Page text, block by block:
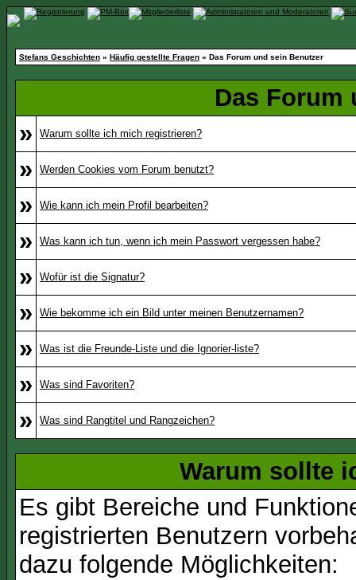
Stefans Geschichten » Häufig gestellte Fragen » Das Forum und sein Benutzer
Das Forum
»
Warum sollte ich mich registrieren?
» Werden Cookies vom Forum benutzt?
» Wie kann ich mein Profil bearbeiten?
» Was kann ich tun, wenn ich mein Passwort vergessen habe?
» Wofür ist die Signatur?
» Wie bekomme ich ein Bild unter meinen Benutzernamen?
» Was ist die Freunde-Liste und die Ignorier-liste?
» Was sind Favoriten?
» Was sind Rangtitel und Rangzeichen?
Warum sollte
Es gibt Bereiche und
registrierten Benutzern
dazu folgende Möglichkeiten: